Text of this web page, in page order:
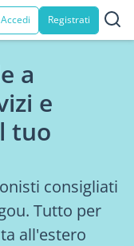
Accedi Registrati
a
e
tuo
consigliati
Tutto per
all'estero